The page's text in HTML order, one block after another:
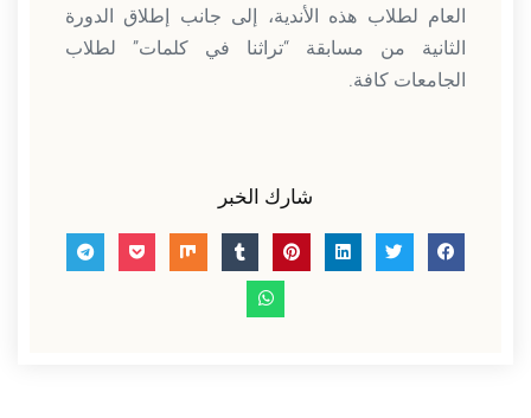
العام لطلاب هذه الأندية، إلى جانب إطلاق الدورة
الثانية من مسابقة “تراثنا في كلمات” لطلاب
الجامعات كافة.
شارك الخبر